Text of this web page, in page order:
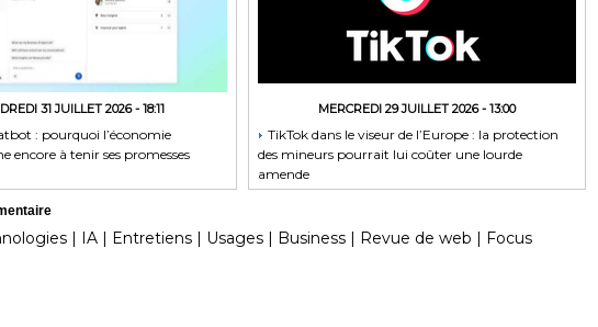
31 JUILLET 2026 - 18:11
: pourquoi l’économie
encore à tenir ses promesses
MERCREDI 29 JUILLET 2026 - 13:00
TikTok dans le viseur de l’Europe : la protection
des mineurs pourrait lui coûter une lourde
amende
| IA | Entretiens | Usages | Business | Revue de web | Focus